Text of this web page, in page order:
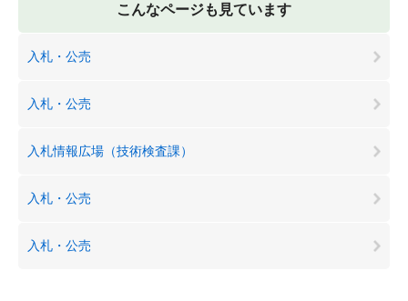
こんなページも見ています
入札・公売
入札・公売
入札情報広場（技術検査課）
入札・公売
入札・公売